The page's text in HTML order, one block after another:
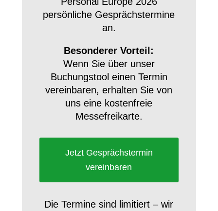
persönliche Gesprächstermine
an.
Besonderer Vorteil:
Wenn Sie über unser
Buchungstool einen Termin
vereinbaren, erhalten Sie von
uns eine kostenfreie
Messefreikarte.
Jetzt Gesprächstermin
vereinbaren
Die Termine sind limitiert – wir